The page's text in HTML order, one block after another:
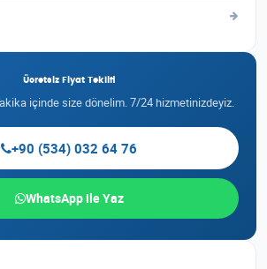
Ücretsiz Fiyat Teklifi
içinde size dönelim. 7/24 hizmetinizdeyiz.
+90 (534) 032 64 76
WhatsApp ile Yaz